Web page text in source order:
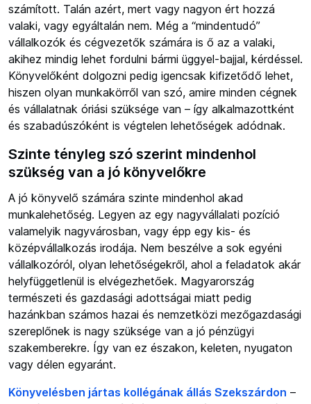
számított. Talán azért, mert vagy nagyon ért hozzá
valaki, vagy egyáltalán nem. Még a “mindentudó”
vállalkozók és cégvezetők számára is ő az a valaki,
akihez mindig lehet fordulni bármi üggyel-bajjal, kérdéssel.
Könyvelőként dolgozni pedig igencsak kifizetődő lehet,
hiszen olyan munkakörről van szó, amire minden cégnek
és vállalatnak óriási szüksége van – így alkalmazottként
és szabadúszóként is végtelen lehetőségek adódnak.
Szinte tényleg szó szerint mindenhol
szükség van a jó könyvelőkre
A jó könyvelő számára szinte mindenhol akad
munkalehetőség. Legyen az egy nagyvállalati pozíció
valamelyik nagyvárosban, vagy épp egy kis- és
középvállalkozás irodája. Nem beszélve a sok egyéni
vállalkozóról, olyan lehetőségekről, ahol a feladatok akár
helyfüggetlenül is elvégezhetőek. Magyarország
természeti és gazdasági adottságai miatt pedig
hazánkban számos hazai és nemzetközi mezőgazdasági
szereplőnek is nagy szüksége van a jó pénzügyi
szakemberekre. Így van ez északon, keleten, nyugaton
vagy délen egyaránt.
Könyvelésben jártas kollégának állás Szekszárdon –